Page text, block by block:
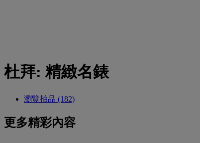
杜拜: 精緻名錶
瀏覽拍品 (182)
更多精彩內容